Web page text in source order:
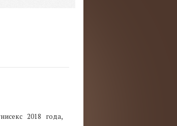
2018 года,